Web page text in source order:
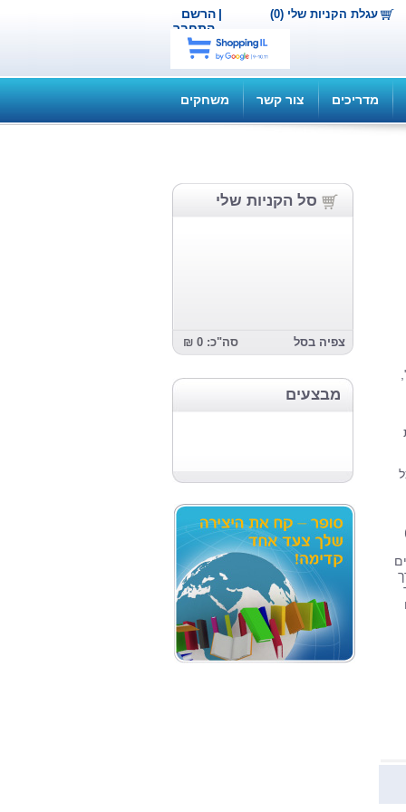
הרשם |
התחבר
עגלת הקניות שלי (0)
מדריכים צור קשר משחקים
סל הקניות שלי
צפיה בסל סה"כ: 0 ₪
מבצעים
בצה"ל 28 שנים